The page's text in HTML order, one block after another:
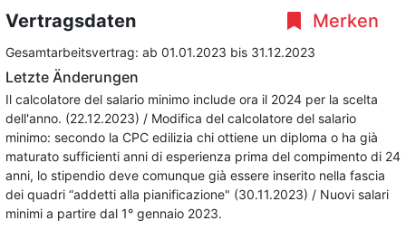
Merken
Vertragsdaten
Gesamtarbeitsvertrag: ab 01.01.2023 bis 31.12.2023
Letzte Änderungen
Il calcolatore del salario minimo include ora il 2024 per la scelta
dell'anno. (22.12.2023) / Modifica del calcolatore del salario
minimo: secondo la CPC edilizia chi ottiene un diploma o ha già
maturato sufficienti anni di esperienza prima del compimento di 24
anni, lo stipendio deve comunque già essere inserito nella fascia
dei quadri “addetti alla pianificazione" (30.11.2023) / Nuovi salari
minimi a partire dal 1° gennaio 2023.